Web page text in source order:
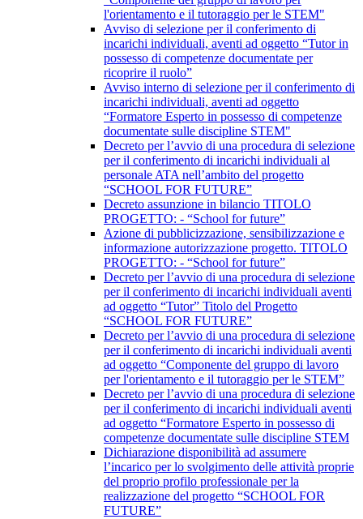
l'orientamento e il tutoraggio per le STEM"
Avviso di selezione per il conferimento di
incarichi individuali, aventi ad oggetto “Tutor in
possesso di competenze documentate per
ricoprire il ruolo”
Avviso interno di selezione per il conferimento di
incarichi individuali, aventi ad oggetto
“Formatore Esperto in possesso di competenze
documentate sulle discipline STEM"
Decreto per l’avvio di una procedura di selezione
per il conferimento di incarichi individuali al
personale ATA nell’ambito del progetto
“SCHOOL FOR FUTURE”
Decreto assunzione in bilancio TITOLO
PROGETTO: - “School for future”
Azione di pubblicizzazione, sensibilizzazione e
informazione autorizzazione progetto. TITOLO
PROGETTO: - “School for future”
Decreto per l’avvio di una procedura di selezione
per il conferimento di incarichi individuali aventi
ad oggetto “Tutor” Titolo del Progetto
“SCHOOL FOR FUTURE”
Decreto per l’avvio di una procedura di selezione
per il conferimento di incarichi individuali aventi
ad oggetto “Componente del gruppo di lavoro
per l'orientamento e il tutoraggio per le STEM”
Decreto per l’avvio di una procedura di selezione
per il conferimento di incarichi individuali aventi
ad oggetto “Formatore Esperto in possesso di
competenze documentate sulle discipline STEM
Dichiarazione disponibilità ad assumere
l’incarico per lo svolgimento delle attività proprie
del proprio profilo professionale per la
realizzazione del progetto “SCHOOL FOR
FUTURE”